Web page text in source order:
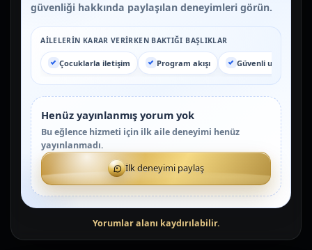
güvenliği hakkında paylaşılan deneyimleri görün.
AILELERIN KARAR VERIRKEN BAKTIĞI BAŞLIKLAR
Çocuklarla iletişim Program akışı Güvenli uygulama
Henüz yayınlanmış yorum yok
Bu eğlence hizmeti için ilk aile deneyimi henüz
yayınlanmadı.
İlk deneyimi paylaş